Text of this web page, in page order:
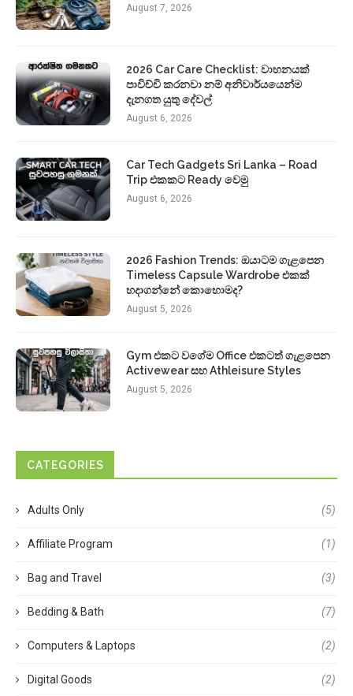
August 7, 2026
2026 Car Care Checklist: වාහනයක්
පාවිච්චි කරනවා නම් අනිවාර්යයෙන්ම
දැනගත යුතු දේවල්
August 6, 2026
Car Tech Gadgets Sri Lanka – Road
Trip එකකට Ready වෙමු
August 6, 2026
2026 Fashion Trends: ඔයාටම ගැළපෙන
Timeless Capsule Wardrobe එකක්
හදාගන්නේ කොහොමද?
August 5, 2026
Gym එකට වගේම Office එකටත් ගැළපෙන
Activewear සහ Athleisure Styles
August 5, 2026
CATEGORIES
Adults Only (5)
Affiliate Program (1)
Bag and Travel (3)
Bedding & Bath (7)
Computers & Laptops (2)
Digital Goods (2)